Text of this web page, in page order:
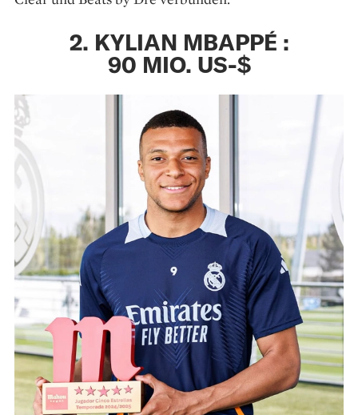
2. KYLIAN MBAPPÉ :
90 MIO. US-$